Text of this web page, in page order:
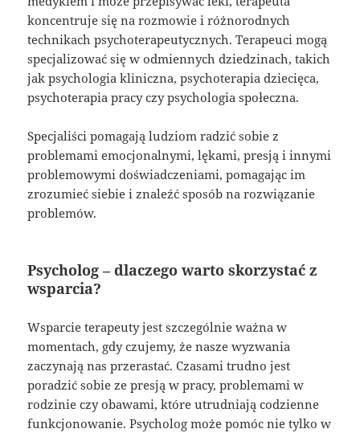
koncentruje się na rozmowie i różnorodnych
technikach psychoterapeutycznych. Terapeuci mogą
specjalizować się w odmiennych dziedzinach, takich
jak psychologia kliniczna, psychoterapia dziecięca,
psychoterapia pracy czy psychologia społeczna.
Specjaliści pomagają ludziom radzić sobie z
problemami emocjonalnymi, lękami, presją i innymi
problemowymi doświadczeniami, pomagając im
zrozumieć siebie i znaleźć sposób na rozwiązanie
problemów.
Psycholog – dlaczego warto skorzystać z
wsparcia?
Wsparcie terapeuty jest szczególnie ważna w
momentach, gdy czujemy, że nasze wyzwania
zaczynają nas przerastać. Czasami trudno jest
poradzić sobie ze presją w pracy, problemami w
rodzinie czy obawami, które utrudniają codzienne
funkcjonowanie. Psycholog może pomóc nie tylko w